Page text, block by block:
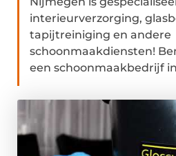
interieurverzorging,
tapijtreiniging en andere
schoonmaakdiensten!
een schoonmaakbedrijf in